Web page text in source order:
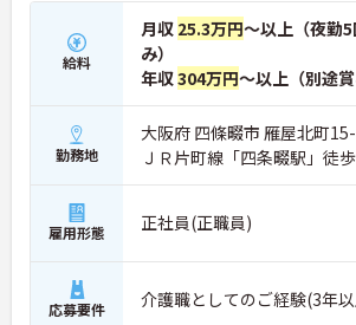
給料
月収 25.3万円～以上（夜勤
み）
年収304万円～以上（別途賞
勤務地
大阪府 四條畷市 雁屋北町
ＪＲ片町線「四条畷駅」徒
雇用形態 正社員(正職員)
応募要件 介護職としてのご経験(3年